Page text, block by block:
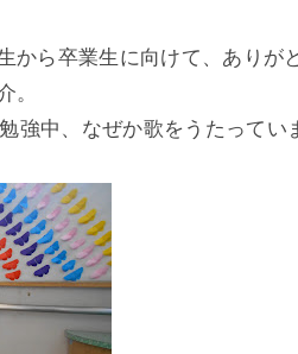
ら卒業生に向けて、ありが
。
強中、なぜか歌をうたってい